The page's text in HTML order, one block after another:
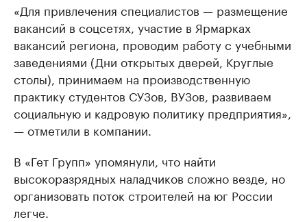
«Для привлечения специалистов — размещение
вакансий в соцсетях, участие в Ярмарках
вакансий региона, проводим работу с учебными
заведениями (Дни открытых дверей, Круглые
столы), принимаем на производственную
практику студентов СУЗов, ВУЗов, развиваем
социальную и кадровую политику предприятия»,
— отметили в компании.
В «Гет Групп» упомянули, что найти
высокоразрядных наладчиков сложно везде, но
организовать поток строителей на юг России
легче.